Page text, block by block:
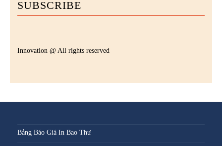
SUBSCRIBE
Innovation @ All rights reserved
Bảng Báo Giá In Bao Thư